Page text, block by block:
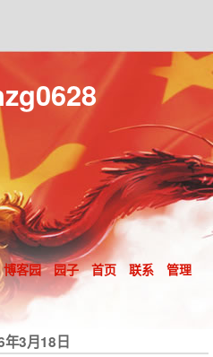
博客园 园子 首页 联系 管理
年3月18日